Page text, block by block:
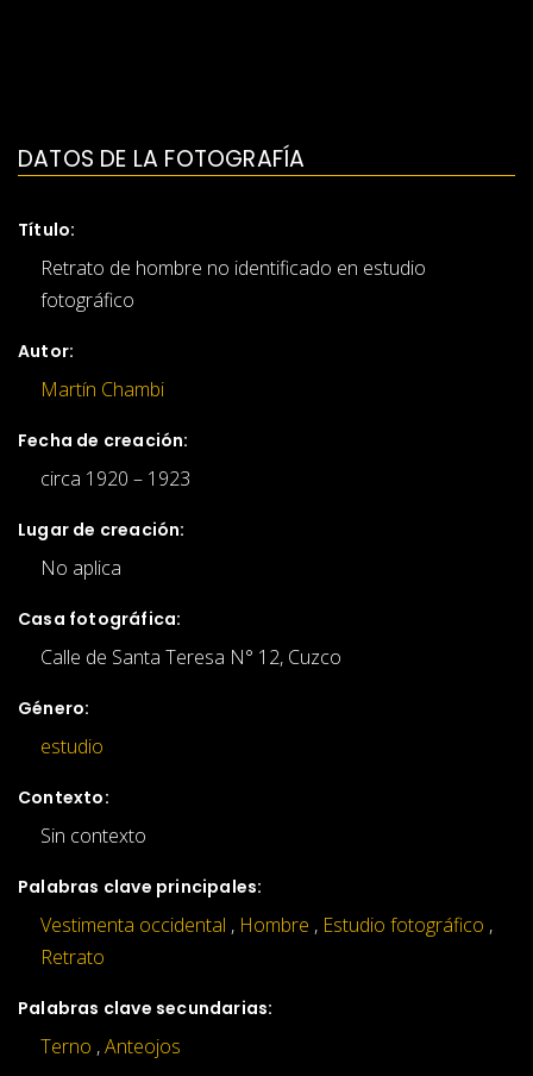
DATOS DE LA FOTOGRAFÍA
Título:
Retrato de hombre no identificado en estudio
fotográfico
Autor:
Martín Chambi
Fecha de creación:
circa 1920 – 1923
Lugar de creación:
No aplica
Casa fotográfica:
Calle de Santa Teresa N° 12, Cuzco
Género:
estudio
Contexto:
Sin contexto
Palabras clave principales:
Vestimenta occidental , Hombre , Estudio fotográfico ,
Retrato
Palabras clave secundarias:
Terno ,Anteojos